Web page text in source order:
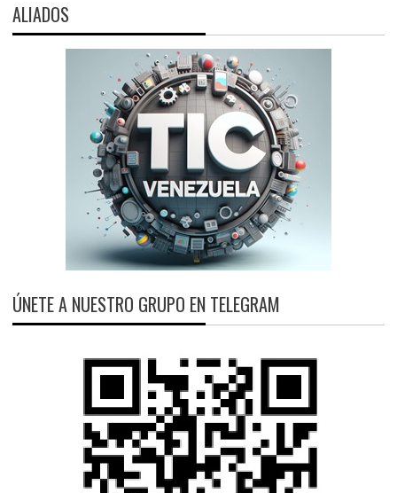
ALIADOS
ÚNETE A NUESTRO GRUPO EN TELEGRAM